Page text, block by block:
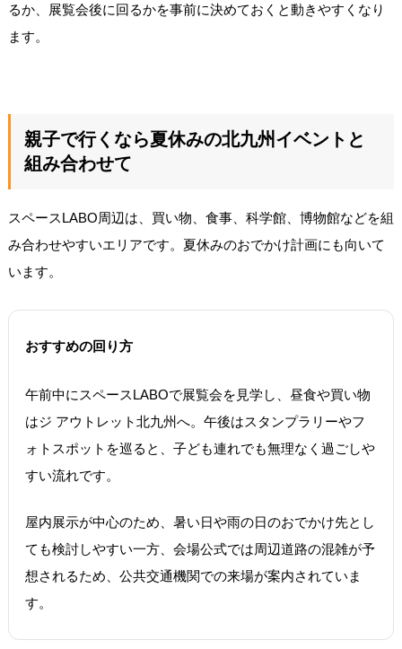
るか、展覧会後に回るかを事前に決めておくと動きやすくなり
ます。
親子で行くなら夏休みの北九州イベントと
組み合わせて
スペースLABO周辺は、買い物、食事、科学館、博物館などを組
み合わせやすいエリアです。夏休みのおでかけ計画にも向いて
います。
おすすめの回り方
午前中にスペースLABOで展覧会を見学し、昼食や買い物
はジ アウトレット北九州へ。午後はスタンプラリーやフ
ォトスポットを巡ると、子ども連れでも無理なく過ごしや
すい流れです。
屋内展示が中心のため、暑い日や雨の日のおでかけ先とし
ても検討しやすい一方、会場公式では周辺道路の混雑が予
想されるため、公共交通機関での来場が案内されていま
す。